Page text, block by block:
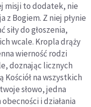
misji to dodatek, nie
z Bogiem. Z niej płynie
siły do głoszenia,
wcale. Kropla drąży
wierność rodzi
doznając licznych
na wszystkich
słowo, jedna
i działania